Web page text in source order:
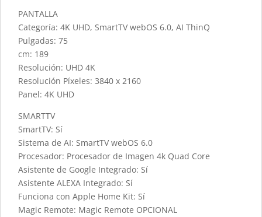
PANTALLA
Categoría: 4K UHD, SmartTV webOS 6.0, AI ThinQ
Pulgadas: 75
cm: 189
Resolución: UHD 4K
Resolución Píxeles: 3840 x 2160
Panel: 4K UHD
SMARTTV
SmartTV: Sí
Sistema de AI: SmartTV webOS 6.0
Procesador: Procesador de Imagen 4k Quad Core
Asistente de Google Integrado: Sí
Asistente ALEXA Integrado: Sí
Funciona con Apple Home Kit: Sí
Magic Remote: Magic Remote OPCIONAL